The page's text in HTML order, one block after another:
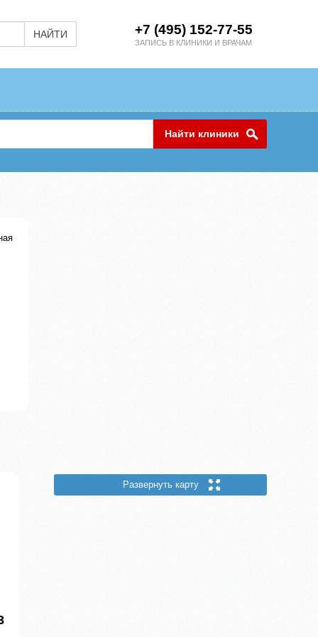
НАЙТИ +7 (495) 152-77-55
ЗАПИСЬ В КЛИНИКИ И ВРАЧАМ
Найти клиники
Развернуть карту